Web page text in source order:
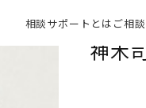
相談サポートとは ご相
神木